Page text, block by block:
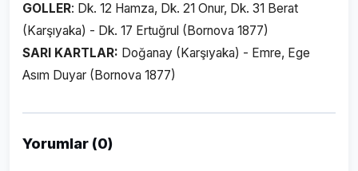
GOLLER: Dk. 12 Hamza, Dk. 21 Onur, Dk. 31 Berat
(Karşıyaka) - Dk. 17 Ertuğrul (Bornova 1877)
SARI KARTLAR: Doğanay (Karşıyaka) - Emre, Ege
Asım Duyar (Bornova 1877)
Yorumlar (0)